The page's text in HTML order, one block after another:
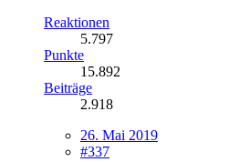
Reaktionen
5.797
Punkte
15.892
Beiträge
2.918
26. Mai 2019
#337